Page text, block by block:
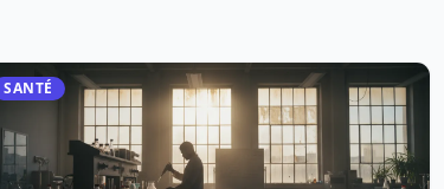
SANTÉ